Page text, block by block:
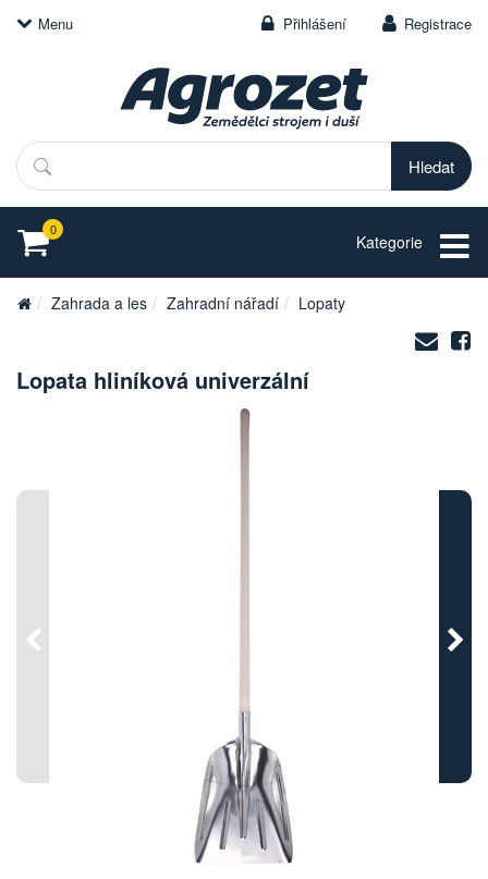
Menu Přihlášení Registrace
Hledat
0
Kategorie
Zahrada a les Zahradní nářadí Lopaty
na
Lopata hliníková univerzální
Předchozí